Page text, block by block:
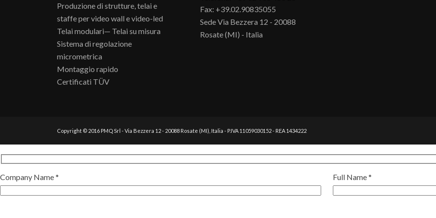
Produzione di strutture, telai e
staffe per video wall e video-led
Telai modulari— Telai su misura
Sistema di regolazione
micrometrica
Montaggio rapido
Certificati TÜV
Fax: +39.02.90835055
Sede Via Bezzera 12 - 20088
Rosate (MI) - Italia
Copyright © 2016 PMQ Srl - Via Bezzera 12 - 20088 Rosate (MI), Italia - P.IVA 11059030152 - REA 1434222
Company Name * Full Name *